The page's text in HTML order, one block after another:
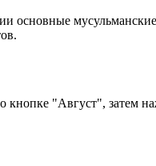
мусульманские
"Август", затем